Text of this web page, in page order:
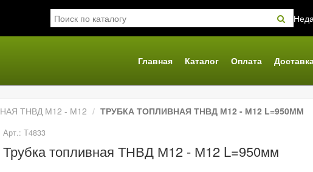
Главная Каталог Оплата
ТНВД М12 - М12 ТРУБКА ТОПЛИВНАЯ ТНВД М12 - М12 L=950ММ
Арт.: Т4833
Трубка топливная ТНВД М12 - М12 L=950мм